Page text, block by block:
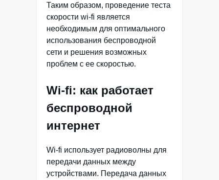
Таким образом, проведение теста
скорости wi-fi является
необходимым для оптимального
использования беспроводной
сети и решения возможных
проблем с ее скоростью.
Wi-fi: как работает
беспроводной
интернет
Wi-fi использует радиоволны для
передачи данных между
устройствами. Передача данных